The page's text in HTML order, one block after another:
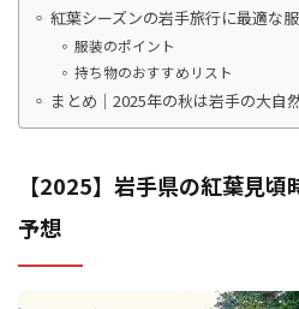
紅葉シーズンの岩手旅行に最適な
服装のポイント
持ち物のおすすめリスト
まとめ｜2025年の秋は岩手の大自
【2025】岩手県の紅葉見
予想